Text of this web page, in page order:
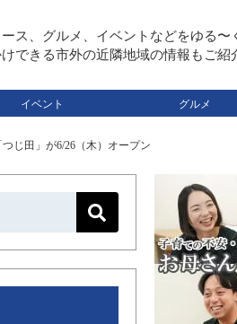
ス、グルメ、イベントなどをゆる
できる市外の近隣地域の情報もご紹
イベント グルメ
じ田」が6/26（木）オープン